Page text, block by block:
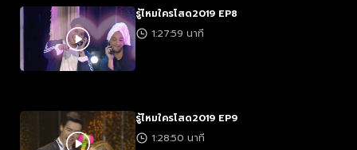
รู้ไหมใครโสด2019 EP8
1:27:59 นาที
รู้ไหมใครโสด2019 EP9
1:28:50 นาที